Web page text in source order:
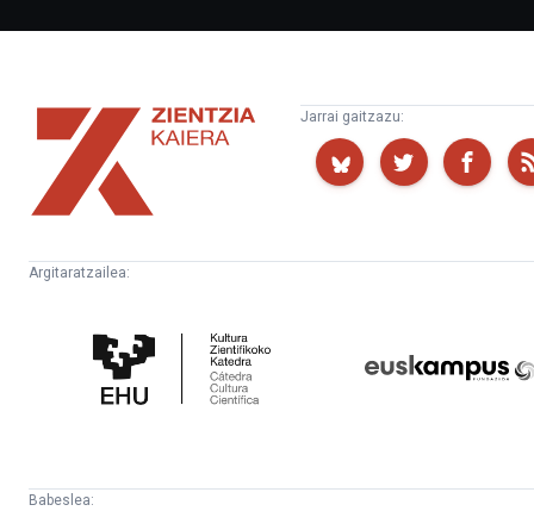
Zientzia
Kaiera
Jarrai gaitzazu:
Argitaratzailea:
Zientifikoko
Katedra
Babeslea: